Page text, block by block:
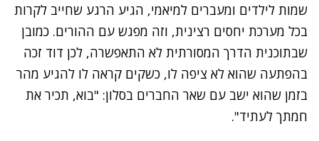
שמות לילדים ומעברים למיאמי, הגיע הרגע שחייב לקרות
בכל מערכת יחסים רצינית, וזה מפגש עם ההורים. כמובן
שבתוכנית הדרך המסורתית לא התאפשרה, לכן דוד זכה
בהפתעה שהוא לא ציפה לו, כשקים קראה לו להגיע מהר
בזמן שהוא ישב עם שאר החברים בסלון: "בוא, תכיר את
חמתך לעתיד".